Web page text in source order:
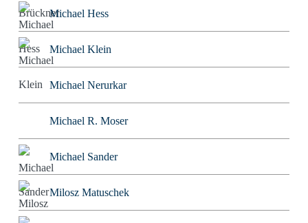
Michael Hess
Michael Klein
Michael Nerurkar
Michael R. Moser
Michael Sander
Milosz Matuschek